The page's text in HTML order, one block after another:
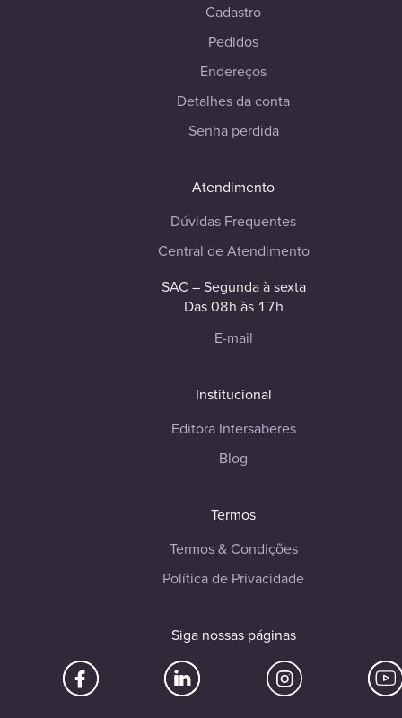
Cadastro
Pedidos
Endereços
Detalhes da conta
Senha perdida
Atendimento
Dúvidas Frequentes
Central de Atendimento
SAC – Segunda à sexta
Das 08h às 17h
E-mail
Institucional
Editora Intersaberes
Blog
Termos
Termos & Condições
Política de Privacidade
Siga nossas páginas